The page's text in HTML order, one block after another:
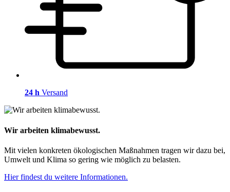
24 h Versand
Wir arbeiten klimabewusst.
Mit vielen konkreten ökologischen Maßnahmen tragen wir dazu bei,
Umwelt und Klima so gering wie möglich zu belasten.
Hier findest du weitere Informationen.